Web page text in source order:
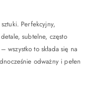
Perfekcyjny,
subtelne, często
wszystko to składa się na
odważny i pełen